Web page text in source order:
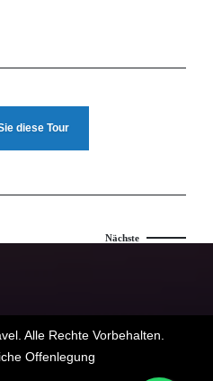
diese Tour
Nächste
Alle Rechte Vorbehalten.
Offenlegung